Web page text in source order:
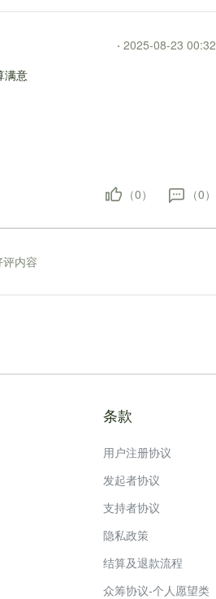
· 2025-08-23 00:32
满意
（0） （0）
内容
条款
用户注册协议
发起者协议
支持者协议
隐私政策
结算及退款流程
众筹协议-个人愿望类